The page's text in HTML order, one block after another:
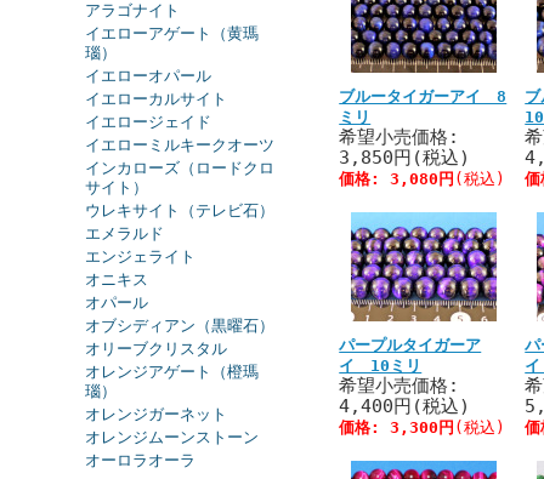
アラゴナイト
イエローアゲート（黄瑪
瑙）
イエローオパール
イエローカルサイト
イエロージェイド
イエローミルキークオーツ
インカローズ（ロードクロ
サイト）
ウレキサイト（テレビ石）
エメラルド
エンジェライト
オニキス
オパール
オブシディアン（黒曜石）
オリーブクリスタル
オレンジアゲート（橙瑪
瑙）
オレンジガーネット
オレンジムーンストーン
オーロラオーラ
ブルータイガーアイ 8
ミリ
希望小売価格:
3,850円(税込)
価格:3,080円 (税込)
パープルタイガーア
イ 10ミリ
希望小売価格:
4,400円(税込)
価格:3,300円 (税込)
パ